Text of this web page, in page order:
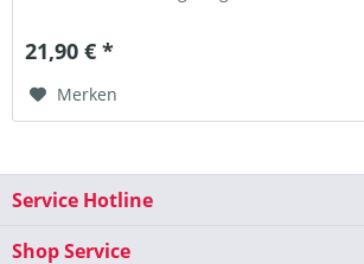
21,90 € *
Merken
Service Hotline
Shop Service